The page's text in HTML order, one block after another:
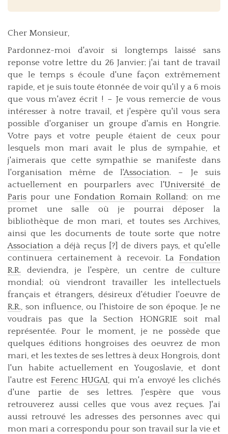
Cher Monsieur,
Pardonnez-moi d'avoir si longtemps laissé sans
reponse votre lettre du 26 Janvier; j'ai tant de travail
que le temps s écoule d'une façon extrêmement
rapide, et je suis toute étonnée de voir qu'il y a 6 mois
que vous m'avez écrit ! − Je vous remercie de vous
intéresser à notre travail, et j'espère qu'il vous sera
possible d'organiser un groupe d'amis en Hongrie.
Votre pays et votre peuple étaient de ceux pour
lesquels mon mari avait le plus de sympahie, et
j'aimerais que cette sympathie se manifeste dans
l'organisation même de l'Association. − Je suis
actuellement en pourparlers avec l'Université de
Paris pour uneFondation Romain Rolland; on me
promet une salle où je pourrai déposer la
bibliothèque de mon mari, et toutes ses Archives,
ainsi que les documents de toute sorte que notre
Association a déjà reçus [?] de divers pays, et qu'elle
continuera certainement à recevoir. La Fondation
R.R. deviendra, je l'espère, un centre de culture
mondial; où viendront travailler les intellectuels
français et étrangers, désireux d'étudier l'oeuvre de
R.R., son influence, ou l'histoire de son époque. Je ne
voudrais pas que la Section HONGRIE soit mal
représentée. Pour le moment, je ne possède que
quelques éditions hongroises des oeuvrez de mon
mari, et les textes de ses lettres à deux Hongrois, dont
l'un habite actuellement en Yougoslavie, et dont
l'autre est Ferenc HUGAI, qui m'a envoyé les clichés
d'une partie de ses lettres. J'espère que vous
retrouverez aussi celles que vous avez reçues. J'ai
aussi retrouvé les adresses des personnes avec qui
mon mari a correspondu pour son travail sur la vie et